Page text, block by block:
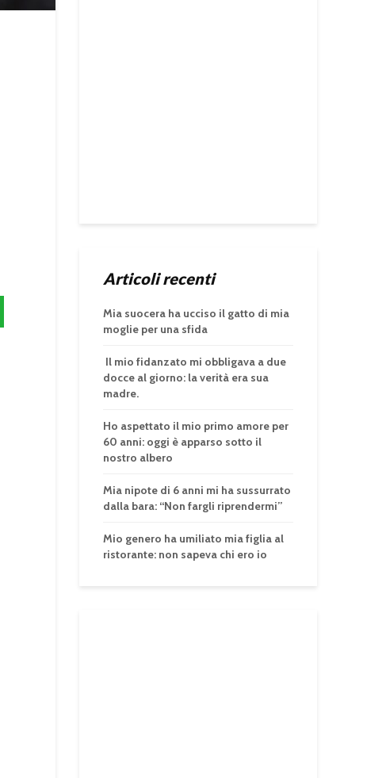
Articoli recenti
Mia suocera ha ucciso il gatto di mia
moglie per una sfida
Il mio fidanzato mi obbligava a due
docce al giorno: la verità era sua
madre.
Ho aspettato il mio primo amore per
60 anni: oggi è apparso sotto il
nostro albero
Mia nipote di 6 anni mi ha sussurrato
dalla bara: “Non fargli riprendermi”
Mio genero ha umiliato mia figlia al
ristorante: non sapeva chi ero io